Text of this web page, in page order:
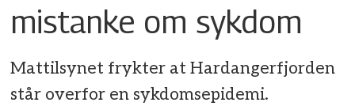
mistanke om sykdom
Mattilsynet frykter at Hardangerfjorden
står overfor en sykdomsepidemi.